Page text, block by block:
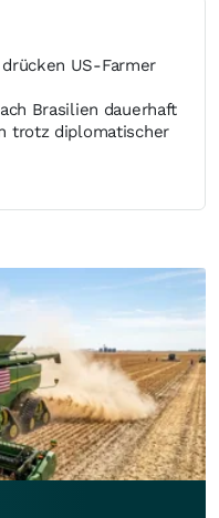
US-Farmer
Brasilien dauerhaft
trotz diplomatischer